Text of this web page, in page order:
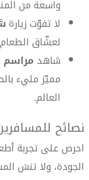
واسعة من
لا تفوّت زيارة
لعشّاق
شاهد مراسم
مميّز مليء
العالم.
نصائح
احرص على تجربة
الجودة، ولا تنسَ